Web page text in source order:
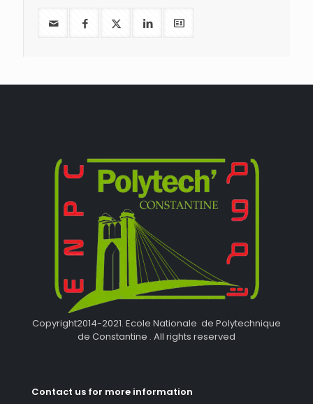
Copyright2014-2021. Ecole Nationale de Polytechnique
de Constantine . All rights reserved
Contact us for more information